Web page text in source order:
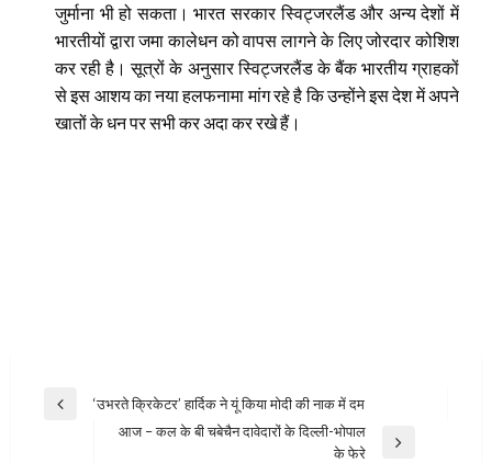
जुर्माना भी हो सकता। भारत सरकार स्विट्जरलैंड और अन्य देशों में
भारतीयों द्वारा जमा कालेधन को वापस लागने के लिए जोरदार कोशिश
कर रही है। सूत्रों के अनुसार स्विट्जरलैंड के बैंक भारतीय ग्राहकों
से इस आशय का नया हलफनामा मांग रहे है कि उन्होंने इस देश में अपने
खातों के धन पर सभी कर अदा कर रखे हैं।
Post
navigation
Previous
‘उभरते क्रिकेटर’ हार्दिक ने यूं किया मोदी की नाक में दम
आज – कल के बी चबेचैन दावेदारों के दिल्ली-भोपाल
के फेरे